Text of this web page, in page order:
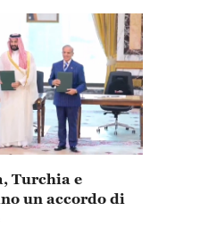
Turchia e
un accordo di